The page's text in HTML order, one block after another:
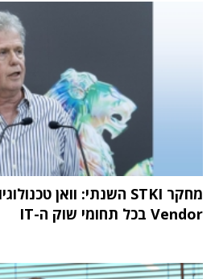
Vendor בכל תחומי שוק ה-IT